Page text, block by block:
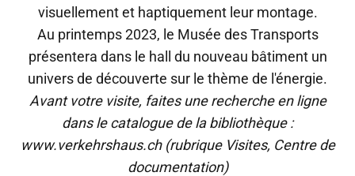
visuellement et haptiquement leur montage.
Au printemps 2023, le Musée des Transports
présentera dans le hall du nouveau bâtiment un
univers de découverte sur le thème de l'énergie.
Avant votre visite, faites une recherche en ligne
dans le catalogue de la bibliothèque :
www.verkehrshaus.ch (rubrique Visites, Centre de
documentation)